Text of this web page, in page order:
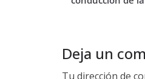
Deja un
Tu dirección de